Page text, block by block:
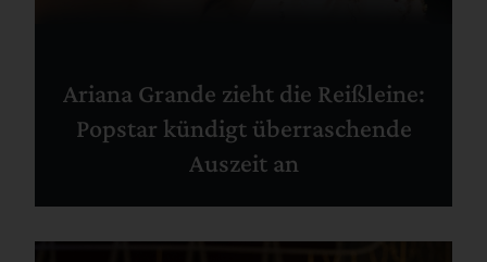
Ariana Grande zieht die Reißleine:
Popstar kündigt überraschende
Auszeit an